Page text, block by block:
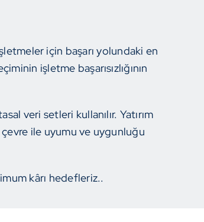
için başarı yolundaki en
işletme başarısızlığının
veri setleri kullanılır. Yatırım
çevre ile uyumu ve uygunluğu
kârı hedefleriz..